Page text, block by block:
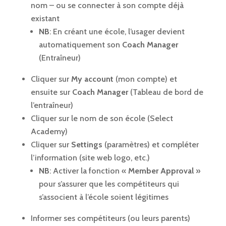
nom – ou se connecter à son compte déjà
existant
NB: En créant une école, l’usager devient
automatiquement son Coach Manager
(Entraîneur)
Cliquer sur My account (mon compte) et
ensuite sur Coach Manager (Tableau de bord de
l’entraîneur)
Cliquer sur le nom de son école (Select
Academy)
Cliquer sur Settings (paramètres) et compléter
l’information (site web logo, etc.)
NB: Activer la fonction « Member Approval»
pour s’assurer que les compétiteurs qui
s’associent à l’école soient légitimes
Informer ses compétiteurs (ou leurs parents)